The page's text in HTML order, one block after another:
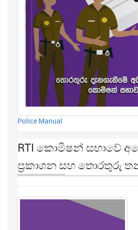
Police Manual
RTI කොමිෂන් සභාවේ
ප්‍රකාශන සහ තොරතුරු